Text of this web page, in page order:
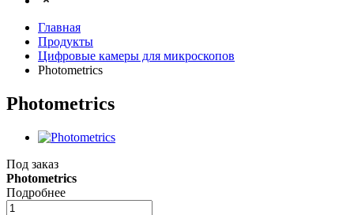
Главная
Продукты
Цифровые камеры для микроскопов
Photometrics
Photometrics
Под заказ
Photometrics
Подробнее